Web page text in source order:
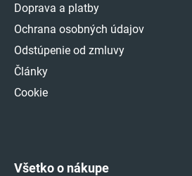
Doprava a platby
Ochrana osobných údajov
Odstúpenie od zmluvy
Články
Cookie
Všetko o nákupe